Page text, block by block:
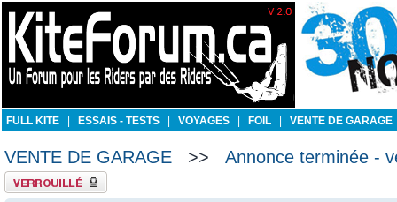
FULL KITE ESSAIS - TESTS VOYAGES FOIL VENTE DE GARAGE
VENTE DE GARAGE >> Annonce terminée -
Sujet verrouillé